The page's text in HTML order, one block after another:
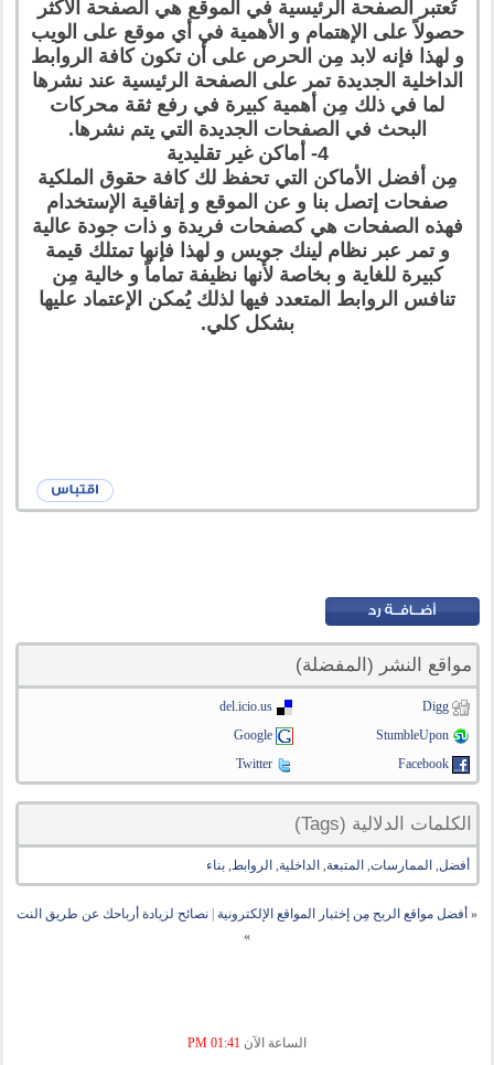
تُعتبر الصفحة الرئيسية في الموقع هي الصفحة الأكثر
حصولاً على الإهتمام و الأهمية في أي موقع على الويب
و لهذا فإنه لابد مِن الحرص على أن تكون كافة الروابط
الداخلية الجديدة تمر على الصفحة الرئيسية عند نشرها
لما في ذلك مِن أهمية كبيرة في رفع ثقة محركات
البحث في الصفحات الجديدة التي يتم نشرها.
4- أماكن غير تقليدية
مِن أفضل الأماكن التي تحفظ لك كافة حقوق الملكية
صفحات إتصل بنا و عن الموقع و إتفاقية الإستخدام
فهذه الصفحات هي كصفحات فريدة و ذات جودة عالية
و تمر عبر نظام لينك جويس و لهذا فإنها تمتلك قيمة
كبيرة للغاية و بخاصة لأنها نظيفة تماماً و خالية مِن
تنافس الروابط المتعدد فيها لذلك يُمكن الإعتماد عليها
بشكل كلي.
مواقع النشر (المفضلة)
Digg
del.icio.us
StumbleUpon
Google
Facebook
Twitter
الكلمات الدلالية (Tags)
أفضل, الممارسات, المتبعة, الداخلية, الروابط,بناء
« أفضل مواقع الربح مِن إختبار المواقع الإلكترونية
نصائح لزيادة أرباحك عن طريق النت
»
الساعة الآن 01:41 PM